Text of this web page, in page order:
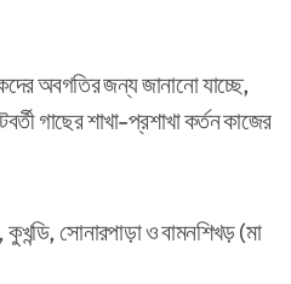
অবগতির জন্য জানানো যাচ্ছে,
গাছের শাখা-প্রশাখা কর্তন কাজের
সোনারপাড়া ও বামনশিখড় (মা